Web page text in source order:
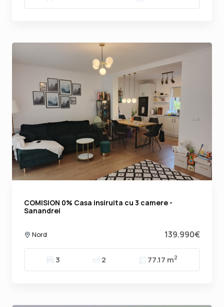
COMISION 0% Casa insiruita cu 3 camere -
Sanandrei
Nord 139.990€
3 2 77.17 m2